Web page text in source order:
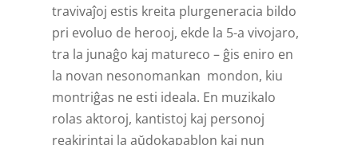
travivaĵoj estis kreita plurgeneracia bildo
pri evoluo de herooj, ekde la 5-a vivojaro,
tra la junaĝo kaj matureco – ĝis eniro en
la novan nesonomankan mondon, kiu
montriĝas ne esti ideala. En muzikalo
rolas aktoroj, kantistoj kaj personoj
reakirintaj la aŭdokapablon kaj nun